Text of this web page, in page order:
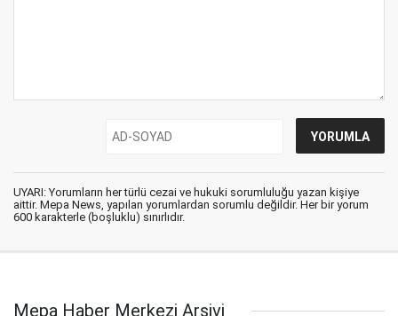
UYARI: Yorumların her türlü cezai ve hukuki sorumluluğu yazan kişiye
aittir. Mepa News, yapılan yorumlardan sorumlu değildir. Her bir yorum
600 karakterle (boşluklu) sınırlıdır.
Mepa Haber Merkezi Arşivi